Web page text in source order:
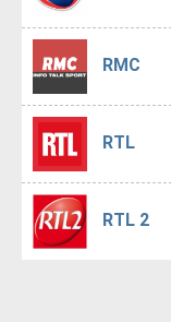
RMC
RTL
RTL 2